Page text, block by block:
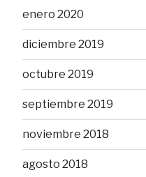
enero 2020
diciembre 2019
octubre 2019
septiembre 2019
noviembre 2018
agosto 2018